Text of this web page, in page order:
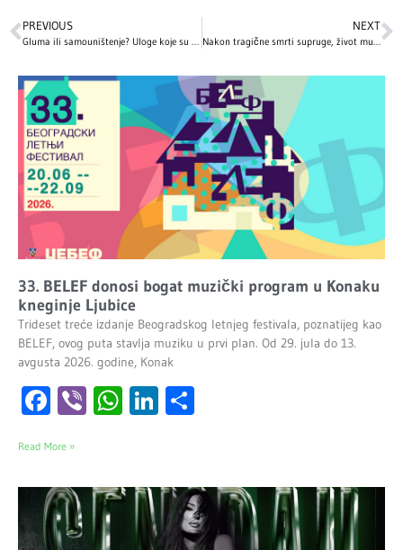
PREVIOUS
Gluma ili samouništenje? Uloge koje su odvele holivudske zvezde do ivice propasti – zavisnosti, depresije i smrti
NEXT
Nakon tragične smrti supruge, život mu je pružio drugu priliku: Emotivna ljubavna priča slavnog glumca slama srca, ali pruža i nadu
33. BELEF donosi bogat muzički program u Konaku
kneginje Ljubice
Trideset treće izdanje Beogradskog letnjeg festivala, poznatijeg kao
BELEF, ovog puta stavlja muziku u prvi plan. Od 29. jula do 13.
avgusta 2026. godine, Konak
Facebook
ViberWhatsApp
LinkedIn
Read More »